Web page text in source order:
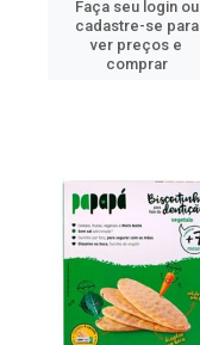
Faça seu login ou
cadastre-se para
ver preços e
comprar